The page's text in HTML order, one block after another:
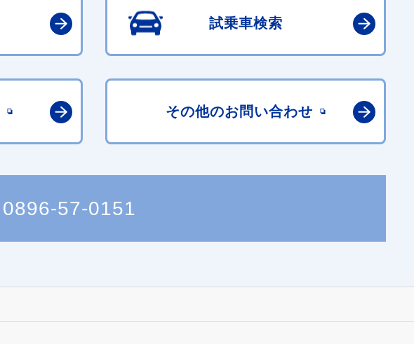
試乗車検索
その他のお問い合わせ
0896-57-0151